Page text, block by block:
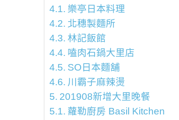
樂亭日本料理
北穗製麵所
林記飯館
嗑肉石鍋大里店
SO日本麵舖
川霸子麻辣燙
201908新增大里晚餐
蘿勒廚房 Basil Kitchen